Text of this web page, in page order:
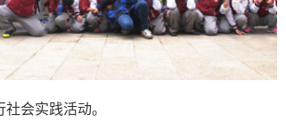
会实践活动。